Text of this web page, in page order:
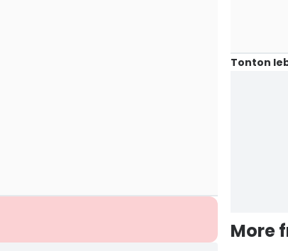
Tonton
More